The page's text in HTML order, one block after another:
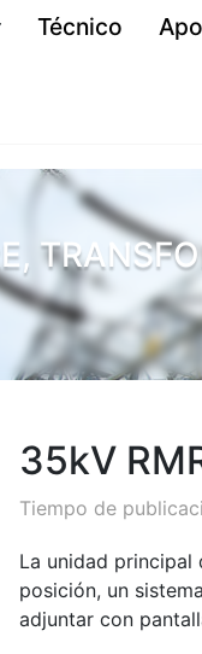
Técnico
35kV
Tiempo de
La unidad principal
posición, un
adjuntar con